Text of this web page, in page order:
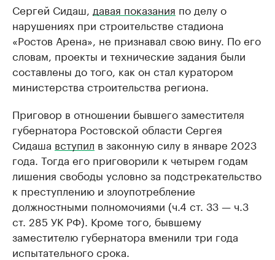
Сергей Сидаш, давая показания по делу о
нарушениях при строительстве стадиона
«Ростов Арена», не признавал свою вину. По его
словам, проекты и технические задания были
составлены до того, как он стал куратором
министерства строительства региона.
Приговор в отношении бывшего заместителя
губернатора Ростовской области Сергея
Сидаша вступил в законную силу в январе 2023
года. Тогда его приговорили к четырем годам
лишения свободы условно за подстрекательство
к преступлению и злоупотребление
должностными полномочиями (ч.4 ст. 33 — ч.3
ст. 285 УК РФ). Кроме того, бывшему
заместителю губернатора вменили три года
испытательного срока.